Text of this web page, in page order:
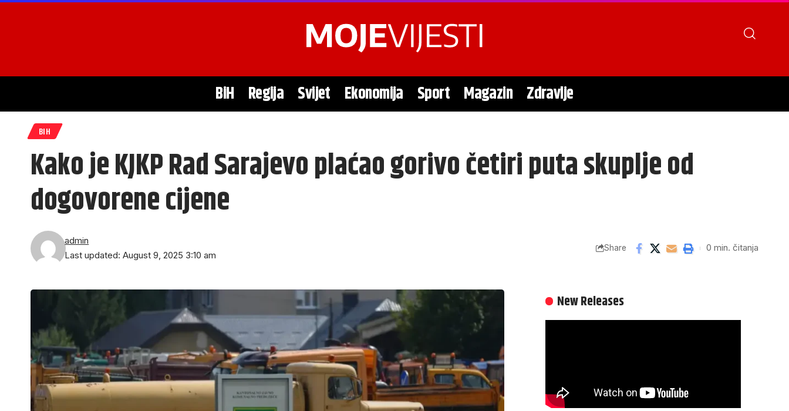
BiH Regija Svijet Ekonomija Sport Magazin Zdravlje
BIH
Kako je KJKP Rad Sarajevo plaćao gorivo četiri puta skuplje od
dogovorene cijene
Last updated: August 9, 2025 3:10 am
admin
Share 0 min. čitanja
New Releases